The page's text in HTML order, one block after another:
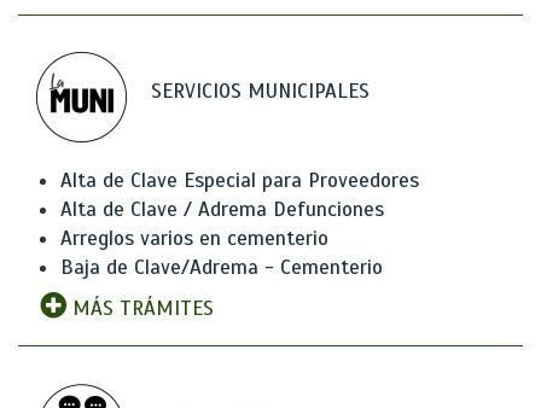
SERVICIOS MUNICIPALES
Alta de Clave Especial para Proveedores
Alta de Clave / Adrema Defunciones
Arreglos varios en cementerio
Baja de Clave/Adrema - Cementerio
MÁS TRÁMITES